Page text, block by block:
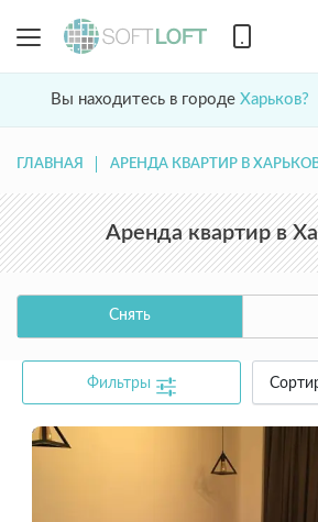
Вы находитесь в городе Харьков?
ГЛАВНАЯ АРЕНДА КВАРТИР В
Аренда квартир в
Снять
Фильтры